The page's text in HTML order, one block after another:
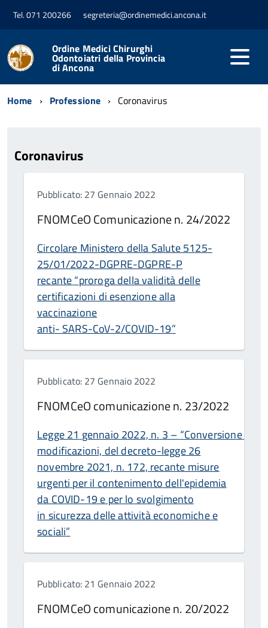
Tel. 071 200266 segreteria@ordinemedici.ancona.it
Ordine Medici Chirurghi
Odontoiatri della Provincia
di Ancona
Home Professione Coronavirus
Coronavirus
Pubblicato: 27 Gennaio 2022
FNOMCeO Comunicazione n. 24/2022
Circolare Ministero della Salute5125-
25/01/2022-DGPRE-DGPRE-P
recante“proroga della validità delle
certificazioni di esenzione alla
vaccinazione
anti- SARS-CoV-2/COVID-19”
Pubblicato: 27 Gennaio 2022
FNOMCeO comunicazione n. 23/2022
Legge21 gennaio 2022, n. 3 – “Conversione
modificazioni, del decreto-legge26
novembre 2021, n. 172, recante misure
urgenti peril contenimento dell'epidemia
da COVID-19 e per lo svolgimento
in sicurezza delle attività economiche e
sociali”
Pubblicato: 21 Gennaio 2022
FNOMCeO comunicazione n. 20/2022